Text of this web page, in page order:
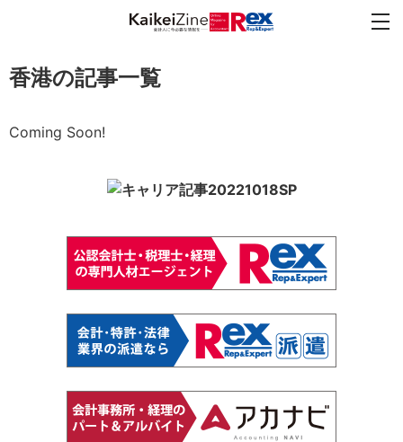
香港の記事一覧
Coming Soon!